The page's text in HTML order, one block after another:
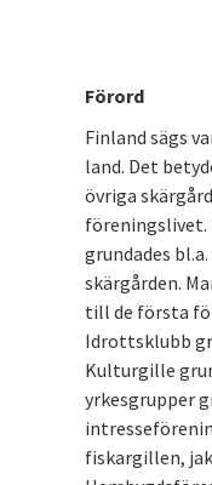
Doris
Förord
Finland sägs
land. Det
övriga
föreningslivet.
grundades
skärgården.
till de första
Idrottsklubb
Kulturgille
yrkesgrupper
fiskargillen,